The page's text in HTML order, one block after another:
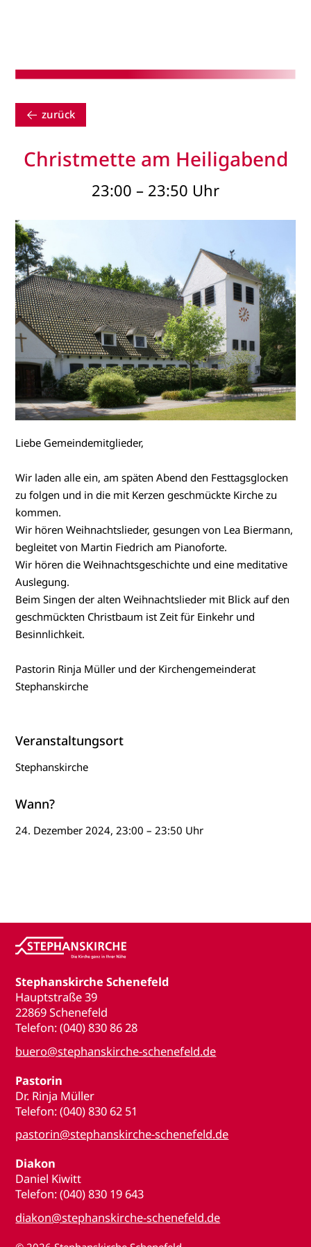
zurück
Christmette am Heiligabend
23:00 – 23:50 Uhr
Liebe Gemeindemitglieder,
Wir laden alle ein, am späten Abend den Festtagsglocken
zu folgen und in die mit Kerzen geschmückte Kirche zu
kommen.
Wir hören Weihnachtslieder, gesungen von Lea Biermann,
begleitet von Martin Fiedrich am Pianoforte.
Wir hören die Weihnachtsgeschichte und eine meditative
Auslegung.
Beim Singen der alten Weihnachtslieder mit Blick auf den
geschmückten Christbaum ist Zeit für Einkehr und
Besinnlichkeit.
Pastorin Rinja Müller und der Kirchengemeinderat
Stephanskirche
Veranstaltungsort
Stephanskirche
Wann?
24. Dezember 2024, 23:00 – 23:50 Uhr
Stephanskirche Schenefeld
Hauptstraße 39
22869 Schenefeld
Telefon: (040) 830 86 28
buero@stephanskirche-schenefeld.de
Pastorin
Dr. Rinja Müller
Telefon: (040) 830 62 51
pastorin@stephanskirche-schenefeld.de
Diakon
Daniel Kiwitt
Telefon: (040) 830 19 643
diakon@stephanskirche-schenefeld.de